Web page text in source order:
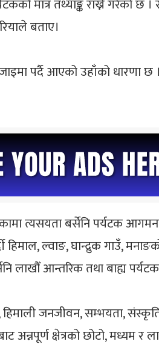
मात्र तथ्याङ्क राख्ने
बताए।
पर्दै आएको उहाँको
त्यसयता बर्सेनि पर्यटक
ल्वाङ, घान्द्रुक गाउँ,
लाखौँ आन्तरिक तथा बाह्य
हिमाली जनजीवन, सम्भयता,
अन्नपूर्ण क्षेत्रको छोटो, मध्यम र